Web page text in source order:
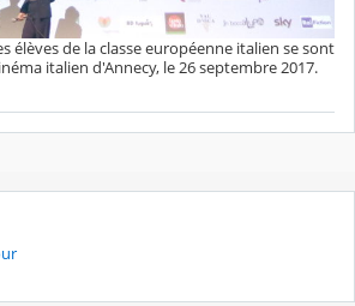
élèves de la classe européenne italien se sont
italien d'Annecy, le 26 septembre 2017.